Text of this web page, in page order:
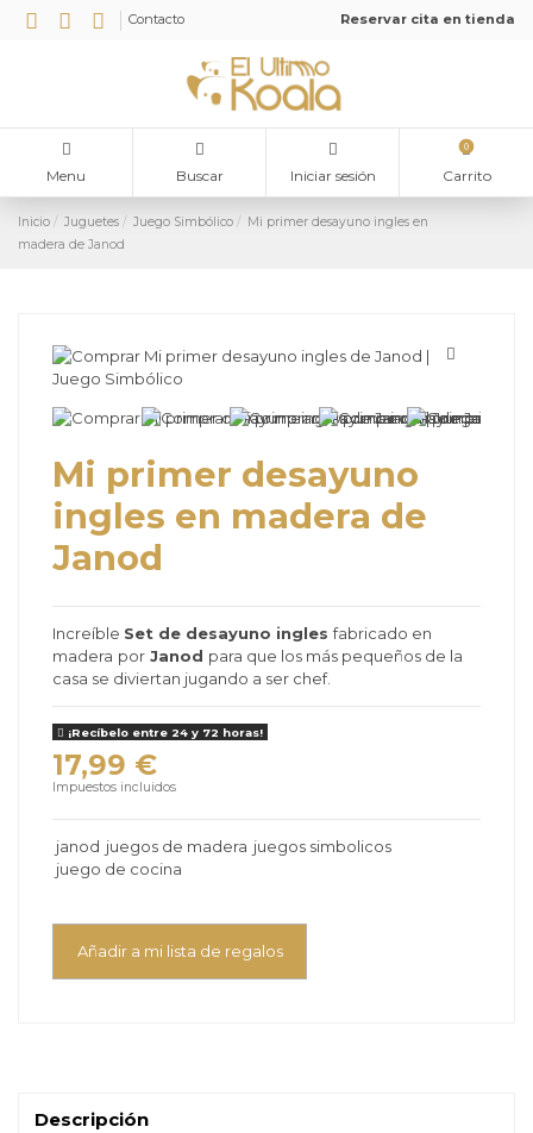
Contacto Reservar cita en tienda
Menu Buscar Iniciar sesión
0
Carrito
Inicio Juguetes Juego Simbólico
Mi primer desayuno ingles en
madera de Janod
Mi primer desayuno
ingles en madera de
Janod
Increíble Set de desayuno inglesfabricado en
madera por Janod para que los más pequeños de la
casa se diviertan jugando a ser chef.
¡Recíbelo entre 24 y 72 horas!
17,99 €
Impuestos incluidos
janod juegos de madera juegos simbolicos
juego de cocina
Añadir a mi lista de regalos
Descripción